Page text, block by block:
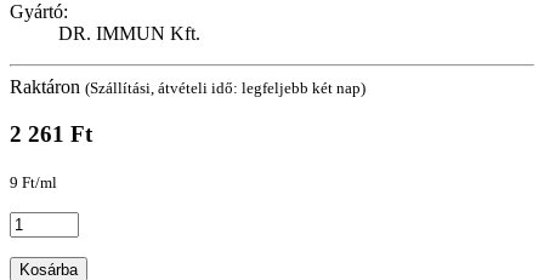
Gyártó:
DR. IMMUN Kft.
Raktáron (Szállítási, átvételi idő: legfeljebb két nap)
2 261 Ft
9 Ft/ml
Kosárba